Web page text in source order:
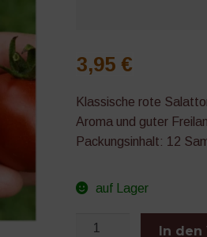
3,95€
Klassische rote
Aroma und guter
Packungsinhalt: 12
auf Lager
Vivaroma
In